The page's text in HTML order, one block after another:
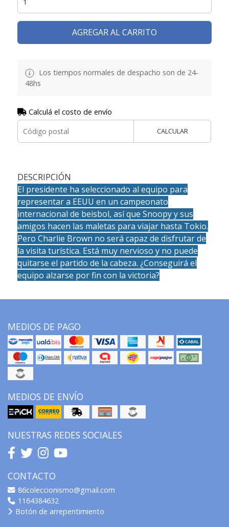
AGREGAR AL CARRITO
Los tiempos normales de despacho son de 24-
48hs
Calculá el costo de envío
CALCULAR
DESCRIPCIÓN
El presidente ha seleccionado al equipo para
representar a EEUU en un campeonato
internacional de beisbol, así que Snoopy y sus
amigos hacen las maletas para viajar hasta Tokio.
Pero Charlie Brown no será capaz de disfrutar de
la visita turística. Está muy nervioso y no puede
quitarse el partido de la cabeza. ¿Conseguirá el
equipo alzarse por fin con la victoria?
MEDIOS DE PAGO
MEDIOS DE ENVÍO
NUESTRAS REDES SOCIALES
CONTACTO
86coleccionismo@gmail.com
1164384632
Botón de arrepentimiento